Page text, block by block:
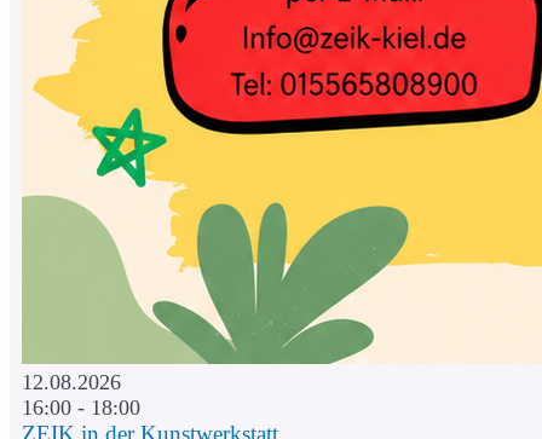
12.08.2026
16:00 - 18:00
ZEIK in der Kunstwerkstatt